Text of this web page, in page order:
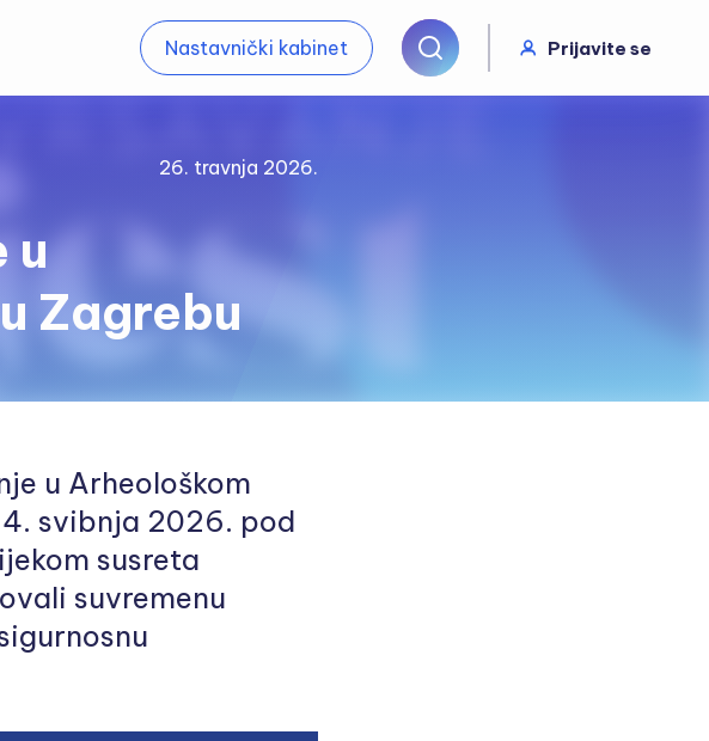
Nastavnički kabinet Prijavite se
26. travnja 2026.
u
Zagrebu
u Arheološkom
svibnja 2026. pod
susreta
suvremenu